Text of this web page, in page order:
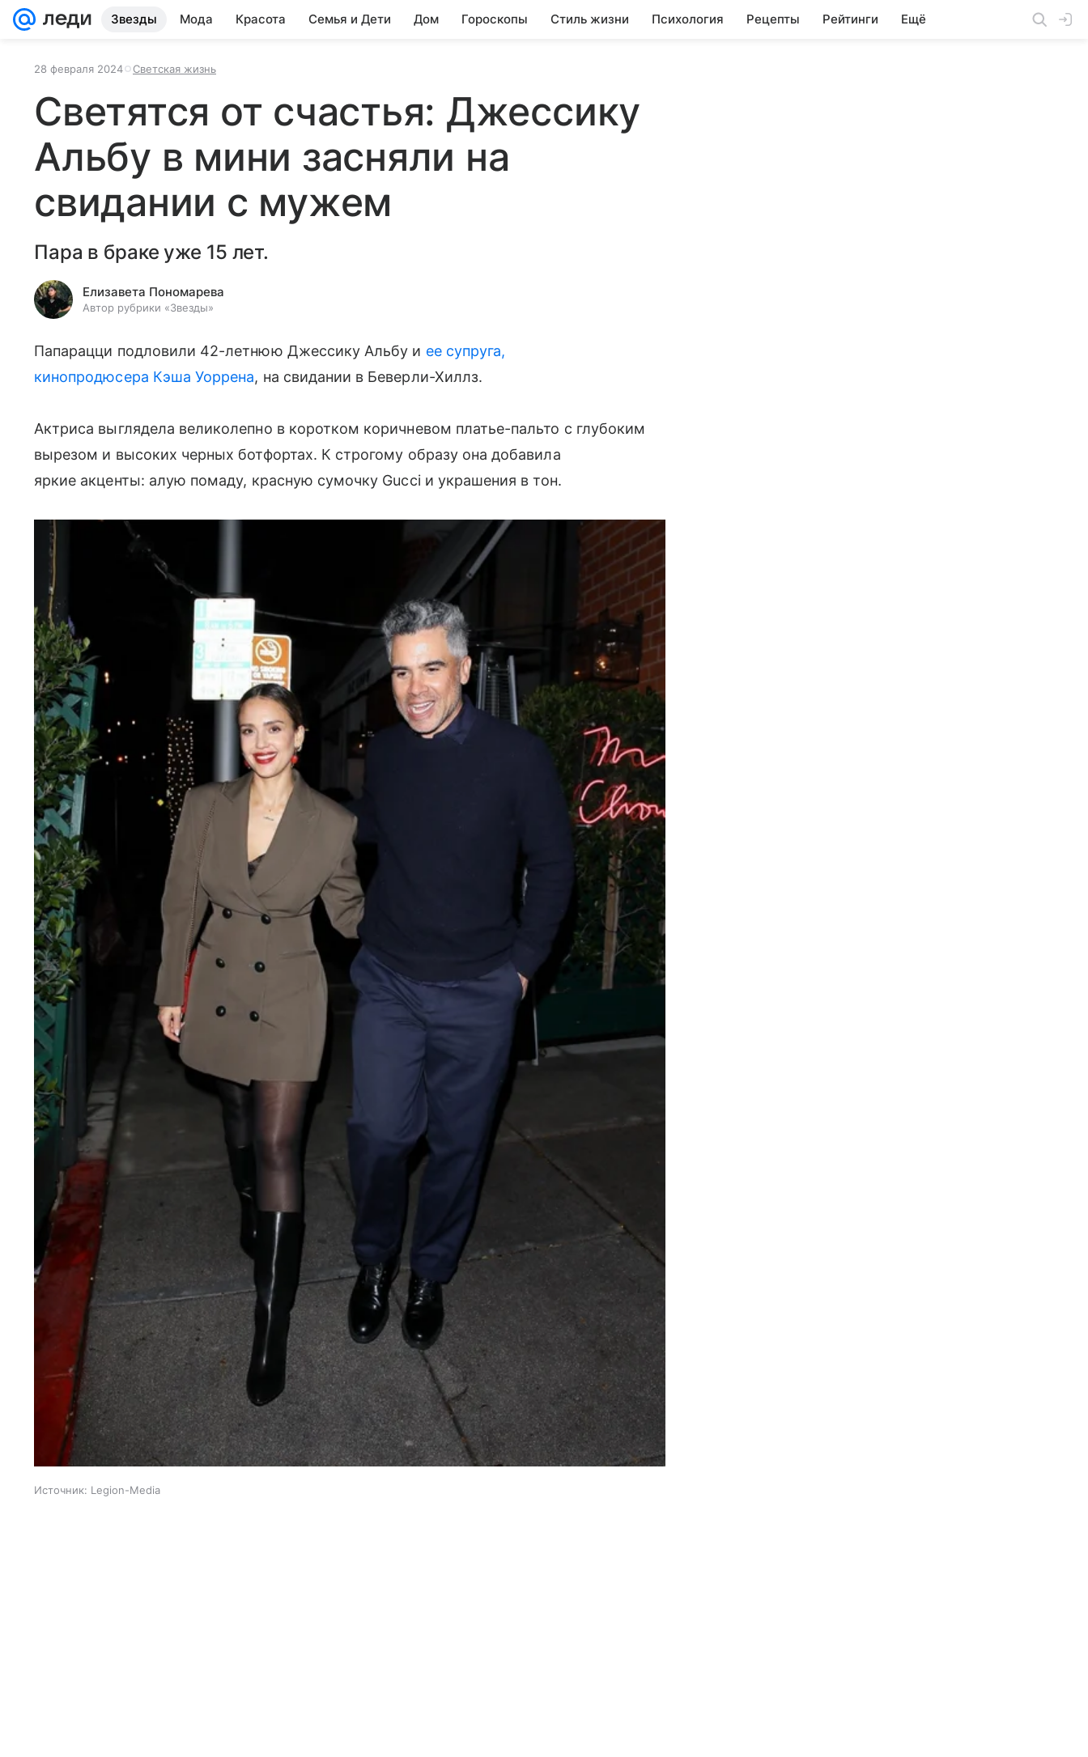
Звезды Мода Красота Семья и Дети Дом Гороскопы Стиль жизни Психология Рецепты Рейтинги Ещё
28 февраля 2024 Светская жизнь
Светятся от счастья: Джессику
Альбу в мини засняли на
свидании с мужем
Пара в браке уже 15 лет.
Елизавета Пономарева
Автор рубрики «Звезды»
Папарацци подловили 42-летнюю Джессику Альбу и ее супруга,
кинопродюсера Кэша Уоррена, на свидании в Беверли-Хиллз.
Актриса выглядела великолепно в коротком коричневом платье-пальто с глубоким
вырезом и высоких черных ботфортах. К строгому образу она добавила
яркие акценты: алую помаду, красную сумочку Gucci и украшения в тон.
Источник: Legion-Media